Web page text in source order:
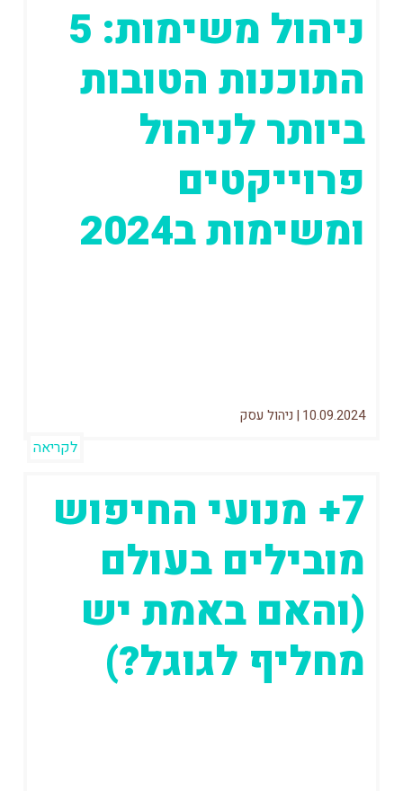
ניהול משימות: 5
התוכנות הטובות
ביותר לניהול
פרוייקטים
ומשימות ב2024
10.09.2024
| ניהול עסק
לקריאה
7+ מנועי החיפוש
מובילים בעולם
(והאם באמת יש
מחליף לגוגל?)